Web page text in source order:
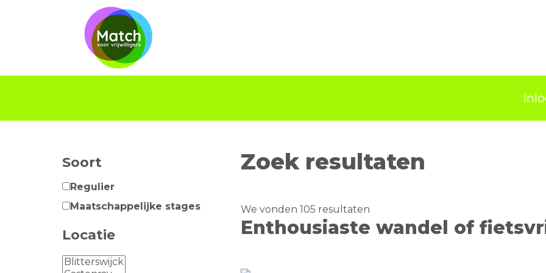
Soort
Regulier
Maatschappelijke stages
Locatie
Zoek resultaten
We vonden 105 resultaten
Enthousiaste wandel of